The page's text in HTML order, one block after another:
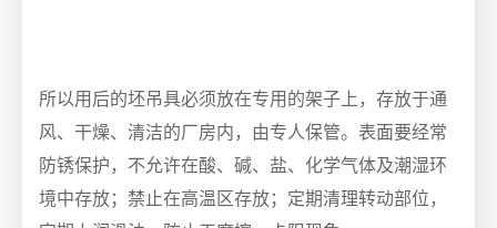
所以用后的坯吊具必须放在专用的架子上，存放于通
风、干燥、清洁的厂房内，由专人保管。表面要经常
防锈保护，不允许在酸、碱、盐、化学气体及潮湿环
境中存放；禁止在高温区存放；定期清理转动部位，